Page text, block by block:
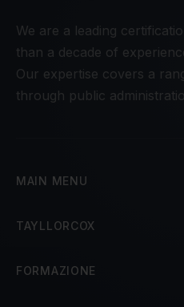
We are a leading
than a decade of
Our expertise covers a
through public
MAIN MENU
TAYLLORCOX
FORMAZIONE